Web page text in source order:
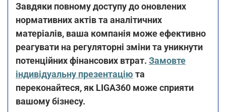
Завдяки повному доступу до оновлених
нормативних актів та аналітичних
матеріалів, ваша компанія може ефективно
реагувати на регуляторні зміни та уникнути
потенційних фінансових втрат. Замовте
індивідуальну презентацію та
переконайтеся, як LIGA360 може сприяти
вашому бізнесу.